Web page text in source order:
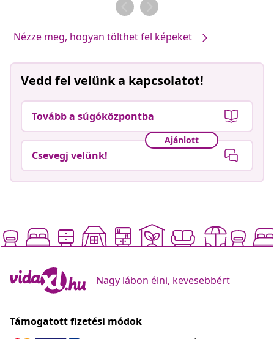
Nézze meg, hogyan tölthet fel képeket
Vedd fel velünk a kapcsolatot!
Tovább a súgóközpontba
Ajánlott
Csevegj velünk!
Nagy lábon élni, kevesebbért
Támogatott fizetési módok